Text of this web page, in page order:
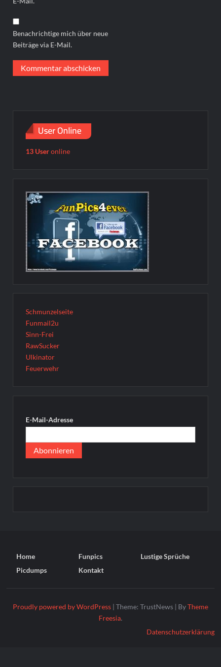
Benachrichtige mich über neue
Beiträge via E-Mail.
User Online
13 Useronline
Schmunzelseite
Funmail2u
Sinn-Frei
RawSucker
Ulkinator
Feuerwehr
E-Mail-Adresse
Home Funpics
Lustige Sprüche
Picdumps
Kontakt
Proudly powered by WordPress | Theme: TrustNews | ByTheme
Freesia.
Datenschutzerklärung